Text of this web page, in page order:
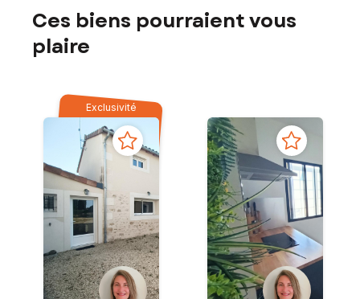
Ces biens pourraient vous
plaire
Exclusivité